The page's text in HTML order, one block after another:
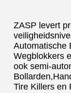
ZASP levert
Automatische
Wegblokkers
ook semi-
Tire Killers en